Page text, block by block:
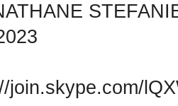
join.skype.com/